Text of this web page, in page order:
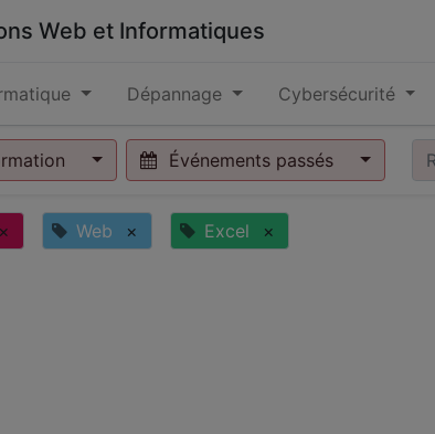
Web et Informatiques
Dépannage Cybersécurité
Événements passés
× Web × Excel ×